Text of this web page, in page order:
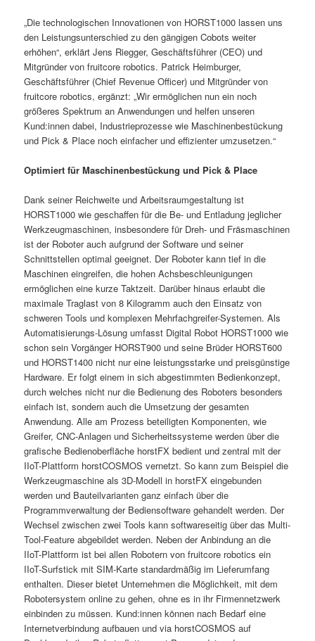
„Die technologischen Innovationen von HORST1000 lassen uns
den Leistungsunterschied zu den gängigen Cobots weiter
erhöhen“, erklärt Jens Riegger, Geschäftsführer (CEO) und
Mitgründer von fruitcore robotics. Patrick Heimburger,
Geschäftsführer (Chief Revenue Officer) und Mitgründer von
fruitcore robotics, ergänzt: „Wir ermöglichen nun ein noch
größeres Spektrum an Anwendungen und helfen unseren
Kund:innen dabei, Industrieprozesse wie Maschinenbestückung
und Pick & Place noch einfacher und effizienter umzusetzen.“
Optimiert für Maschinenbestückung und Pick & Place
Dank seiner Reichweite und Arbeitsraumgestaltung ist
HORST1000 wie geschaffen für die Be- und Entladung jeglicher
Werkzeugmaschinen, insbesondere für Dreh- und Fräsmaschinen
ist der Roboter auch aufgrund der Software und seiner
Schnittstellen optimal geeignet. Der Roboter kann tief in die
Maschinen eingreifen, die hohen Achsbeschleunigungen
ermöglichen eine kurze Taktzeit. Darüber hinaus erlaubt die
maximale Traglast von 8 Kilogramm auch den Einsatz von
schweren Tools und komplexen Mehrfachgreifer-Systemen. Als
Automatisierungs-Lösung umfasst Digital Robot HORST1000 wie
schon sein Vorgänger HORST900 und seine Brüder HORST600
und HORST1400 nicht nur eine leistungsstarke und preisgünstige
Hardware. Er folgt einem in sich abgestimmten Bedienkonzept,
durch welches nicht nur die Bedienung des Roboters besonders
einfach ist, sondern auch die Umsetzung der gesamten
Anwendung. Alle am Prozess beteiligten Komponenten, wie
Greifer, CNC-Anlagen und Sicherheitssysteme werden über die
grafische Bedienoberfläche horstFX bedient und zentral mit der
IIoT-Plattform horstCOSMOS vernetzt. So kann zum Beispiel die
Werkzeugmaschine als 3D-Modell in horstFX eingebunden
werden und Bauteilvarianten ganz einfach über die
Programmverwaltung der Bediensoftware gehandelt werden. Der
Wechsel zwischen zwei Tools kann softwareseitig über das Multi-
Tool-Feature abgebildet werden. Neben der Anbindung an die
IIoT-Plattform ist bei allen Robotern von fruitcore robotics ein
IIoT-Surfstick mit SIM-Karte standardmäßig im Lieferumfang
enthalten. Dieser bietet Unternehmen die Möglichkeit, mit dem
Robotersystem online zu gehen, ohne es in ihr Firmennetzwerk
einbinden zu müssen. Kund:innen können nach Bedarf eine
Internetverbindung aufbauen und via horstCOSMOS auf